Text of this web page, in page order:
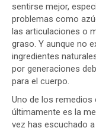
sentirse mejor,
problemas como
las articulaciones o
graso. Y aunque no
ingredientes
por generaciones
para el cuerpo.
Uno de los
últimamente es la
vez has escuchado